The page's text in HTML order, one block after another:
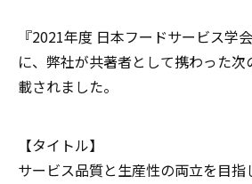
『2021年度 日本フードサービス学
に、弊社が共著者として携わった
載されました。
【タイトル】
サービス品質と生産性の両立を目指